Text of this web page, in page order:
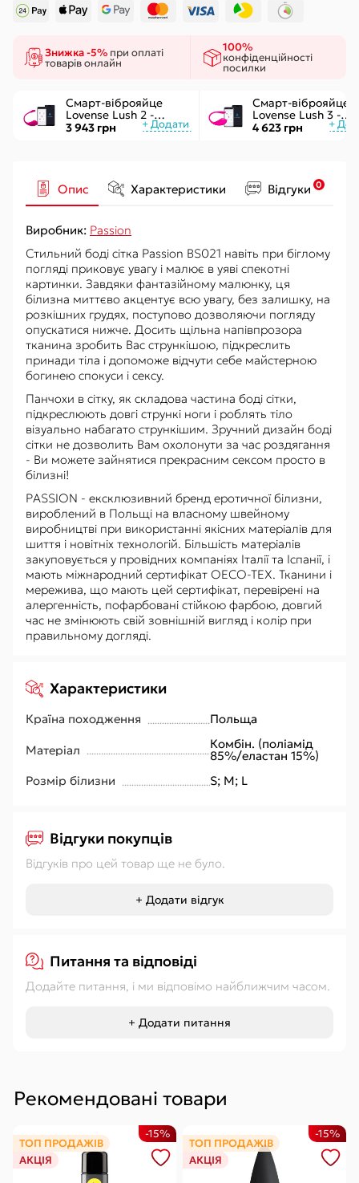
Знижка -5% при оплаті
товарів онлайн
100%
конфіденційності
посилки
Смарт-віброяйце
Lovense Lush 2 -
управління через
додаток
3 943 грн
Смарт-віброяйце
Lovense Lush 3 -
керування через
інтернет
4 623 грн
Опис Характеристики Відгуки 0
Виробник: Passion
Стильний боді сітка Passion BS021 навіть при біглому
погляді приковує увагу і малює в уяві спекотні
картинки. Завдяки фантазійному малюнку, ця
білизна миттєво акцентує всю увагу, без залишку, на
розкішних грудях, поступово дозволяючи погляду
опускатися нижче. Досить щільна напівпрозора
тканина зробить Вас стрункішою, підкреслить
принади тіла і допоможе відчути себе майстерною
богинею спокуси і сексу.
Панчохи в сітку, як складова частина боді сітки,
підкреслюють довгі стрункі ноги і роблять тіло
візуально набагато стрункішим. Зручний дизайн боді
сітки не дозволить Вам охолонути за час роздягання
- Ви можете зайнятися прекрасним сексом просто в
білизні!
PASSION - ексклюзивний бренд еротичної білизни,
вироблений в Польщі на власному швейному
виробництві при використанні якісних матеріалів для
шиття і новітніх технологій. Більшість матеріалів
закуповується у провідних компаніях Італії та Іспанії, і
мають міжнародний сертифікат OECO-TEX. Тканини і
мережива, що мають цей сертифікат, перевірені на
алергенність, пофарбовані стійкою фарбою, довгий
час не змінюють свій зовнішній вигляд і колір при
правильному догляді.
Характеристики
Країна походження Польща
Матеріал Комбін. (поліамід
85%/еластан 15%)
Розмір білизни
S; M; L
Відгуки покупців
Відгуків про цей товар ще не було.
+ Додати відгук
Питання та відповіді
Додайте питання, і ми відповімо найближчим часом.
+ Додати питання
Рекомендовані товари
ТОП ПРОДАЖІВ
АКЦІЯ
-15%
ТОП ПРОДАЖІВ
АКЦІЯ
-15%